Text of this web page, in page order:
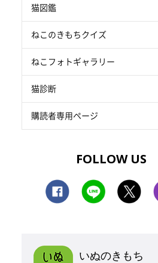
猫図鑑
ねこのきもちクイズ
ねこフォトギャラリー
猫診断
購読者専用ページ
FOLLOW US
いぬのきもち